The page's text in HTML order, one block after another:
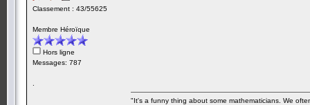
Classement : 43/55625
Membre Héroïque
Hors ligne
Messages: 787
"It's a funny thing about some mathematicians. We